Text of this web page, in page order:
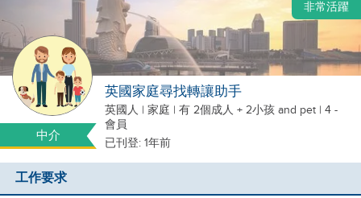
中介
非常活躍
英國家庭尋找轉讓助手
英國人 | 家庭 | 有 2個成人 + 2小孩 and pet | 4 -
會員
已刊登: 1年前
工作要求